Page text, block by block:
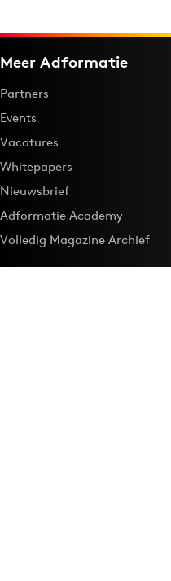
Meer Adformatie
Partners
Events
Vacatures
Whitepapers
Nieuwsbrief
Adformatie Academy
Volledig Magazine Archief